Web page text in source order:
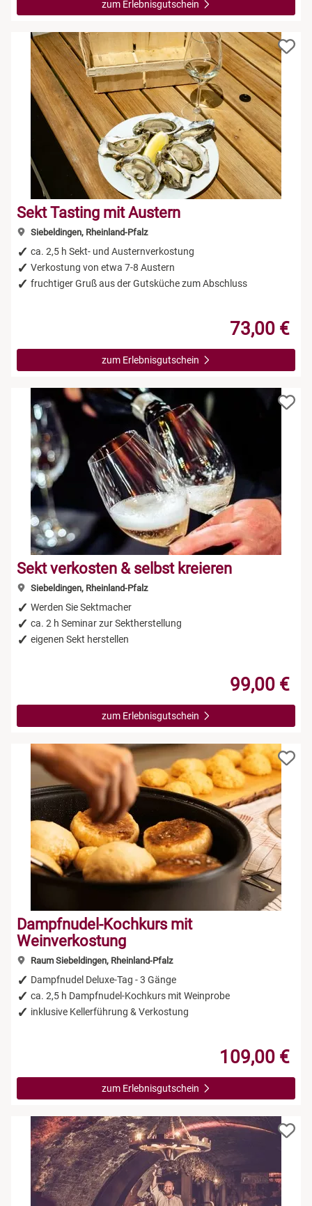
zum Erlebnisgutschein
Sekt Tasting mit Austern
Siebeldingen, Rheinland-Pfalz
ca. 2,5 h Sekt- und Austernverkostung
Verkostung von etwa 7-8 Austern
fruchtiger Gruß aus der Gutsküche zum Abschluss
73,00 €
zum Erlebnisgutschein
Sekt verkosten & selbst kreieren
Siebeldingen, Rheinland-Pfalz
Werden Sie Sektmacher
ca. 2 h Seminar zur Sektherstellung
eigenen Sekt herstellen
99,00 €
zum Erlebnisgutschein
Dampfnudel-Kochkurs mit
Weinverkostung
Raum Siebeldingen, Rheinland-Pfalz
Dampfnudel Deluxe-Tag - 3 Gänge
ca. 2,5 h Dampfnudel-Kochkurs mit Weinprobe
inklusive Kellerführung & Verkostung
109,00 €
zum Erlebnisgutschein